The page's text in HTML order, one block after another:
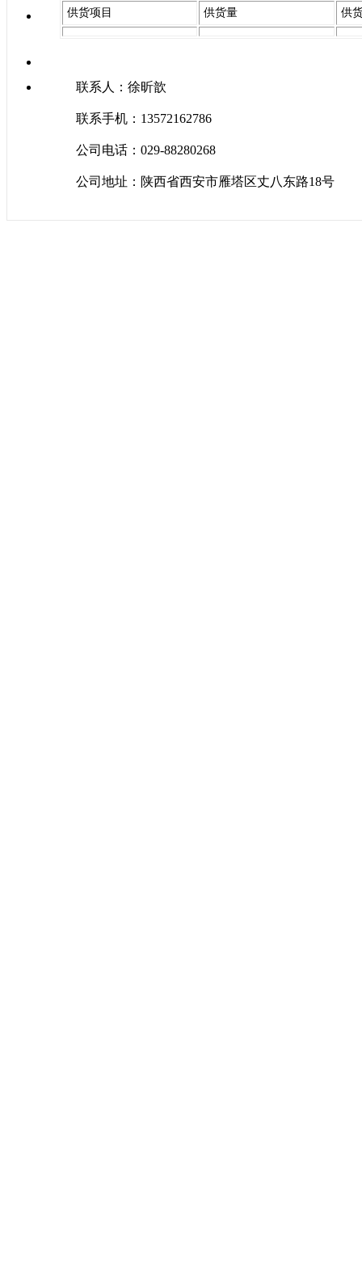
供货项目 供货量 供
联系人：徐昕歆
联系手机：13572162786
公司电话：029-88280268
公司地址：陕西省西安市雁塔区丈八东路18号